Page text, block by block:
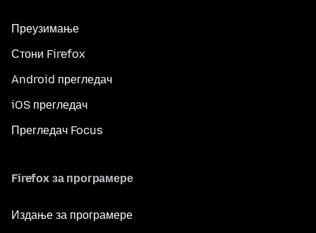
Преузимање
Стони Firefox
Android прегледач
iOS прегледач
Прегледач Focus
Firefox за програмере
Издање за програмере